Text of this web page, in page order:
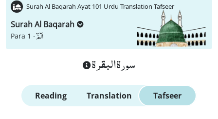
Surah Al Baqarah Ayat 101 Urdu Translation Tafseer
Surah Al Baqarah
Para 1 -الٓمّٓ
سورة البقرة
Reading Translation Tafseer